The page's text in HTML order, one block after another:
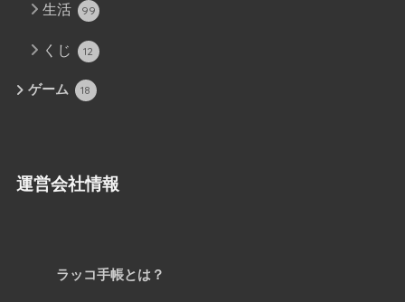
生活 99
くじ 12
ゲーム 18
運営会社情報
ラッコ手帳とは？